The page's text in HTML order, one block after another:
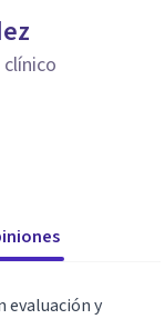
evaluación y